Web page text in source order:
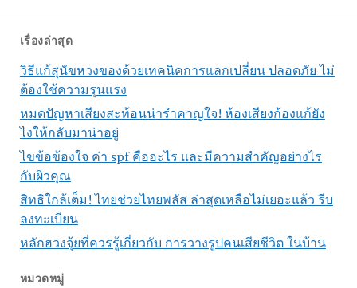
เรื่องล่าสุด
วิธีแก้สุนัขหวงของด้วยเทคนิคการแลกเปลี่ยน ปลอดภัย ไม่
ต้องใช้ความรุนแรง
หมดปัญหาเสียงสะท้อนน่ารำคาญใจ! ห้องเสียงก้องแก้ยัง
ไงให้กลับมาน่าอยู่
ไขข้อข้องใจ ค่า spf คืออะไร และมีความสำคัญอย่างไร
กับผิวคุณ
สิทธิใกล้เต็ม! ไทยช่วยไทยพลัส ล่าสุดเหลือไม่เยอะแล้ว รีบ
ลงทะเบียน
หลักฮวงจุ้ยที่ควรรู้เกี่ยวกับ การวางรูปคนเสียชีวิต ในบ้าน
หมวดหมู่